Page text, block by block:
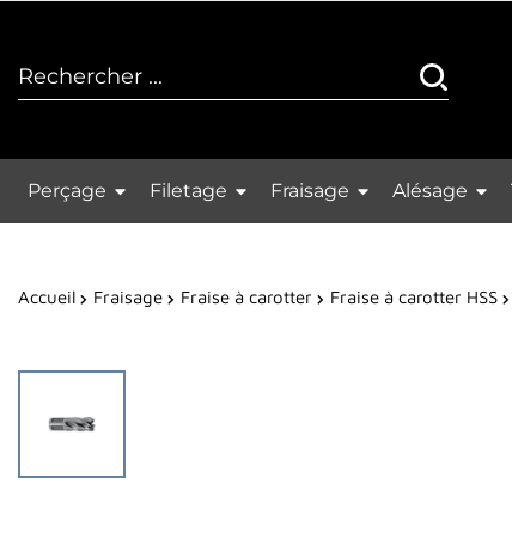
Perçage Filetage Fraisage Alésage
Accueil Fraisage Fraise à carotter Fraise à carotter HSS